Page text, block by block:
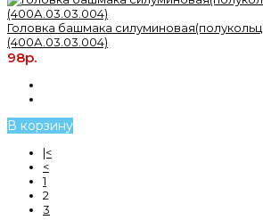
Головка башмака
(400А.03.03.004)
98р.
В корзину
|<
<
1
2
3